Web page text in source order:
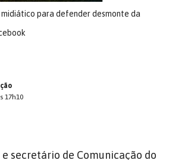
para defender desmonte da
17h10
secretário de Comunicação do